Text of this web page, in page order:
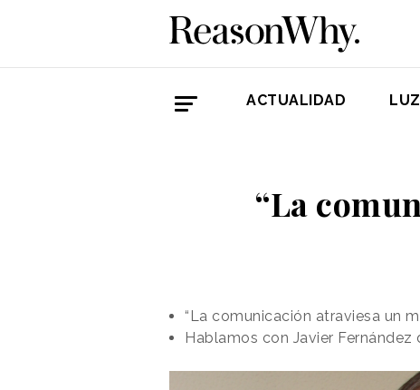
ACTUALIDAD
“La
“La comunicación atraviesa un
Hablamos con Javier